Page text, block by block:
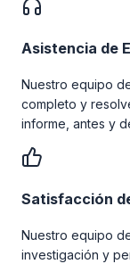
Asistencia de
Nuestro equipo
completo y
informe, antes y
Satisfacción
Nuestro equipo
investigación y